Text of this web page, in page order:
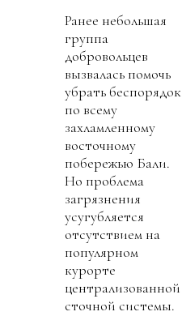
Ранее небольшая
группа
добровольцев
вызвалась помочь
убрать беспорядок
по всему
захламленному
восточному
побережью Бали.
Но проблема
загрязнения
усугубляется
отсутствием на
популярном
курорте
централизованной
сточной системы.